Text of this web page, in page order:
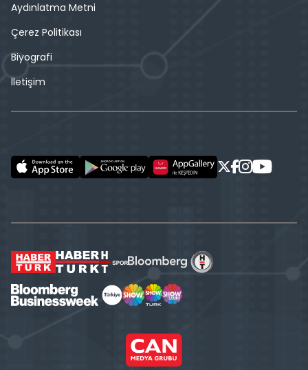
Aydınlatma Metni
Çerez Politikası
Biyografi
İletişim